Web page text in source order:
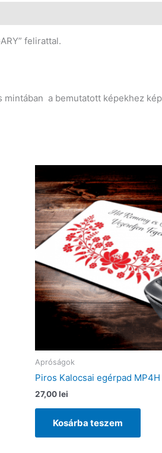
felirattal.
a bemutatott képekhez
Apróságok
Piros Kalocsai egérpad MP4H
27,00lei
Kosárba teszem